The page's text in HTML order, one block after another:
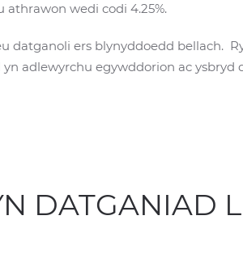
wedi codi 4.25%.
datganoli ers blynyddoedd bellach.
adlewyrchu egywddorion ac ysbryd
DATGANIAD